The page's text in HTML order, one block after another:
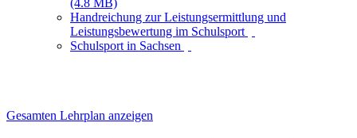
(4.8 MB)
Handreichung zur Leistungsermittlung und
Leistungsbewertung im Schulsport
Schulsport in Sachsen
Gesamten Lehrplan anzeigen